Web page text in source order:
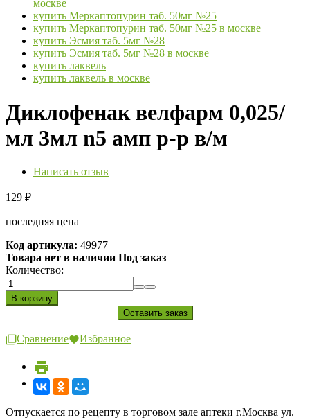
москве
купить Меркаптопурин таб. 50мг №25
купить Меркаптопурин таб. 50мг №25 в москве
купить Эсмия таб. 5мг №28
купить Эсмия таб. 5мг №28 в москве
купить лаквель
купить лаквель в москве
Диклофенак велфарм 0,025/
мл 3мл n5 амп р-р в/м
Написать отзыв
129 ₽
последняя цена
Код артикула: 49977
Товара нет в наличии Под заказ
Количество:
Сравнение Избранное
Отпускается по рецепту в торговом зале аптеки г.Москва ул.